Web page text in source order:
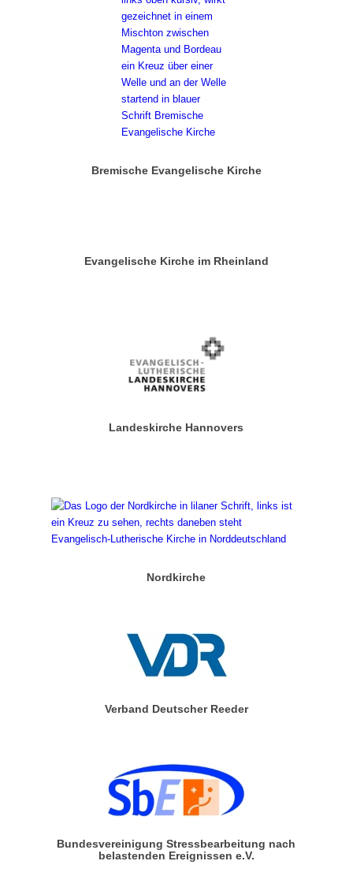
Bremische Evangelische Kirche
Evangelische Kirche im Rheinland
Landeskirche Hannovers
Nordkirche
Verband Deutscher Reeder
Bundesvereinigung Stressbearbeitung nach
belastenden Ereignissen e.V.